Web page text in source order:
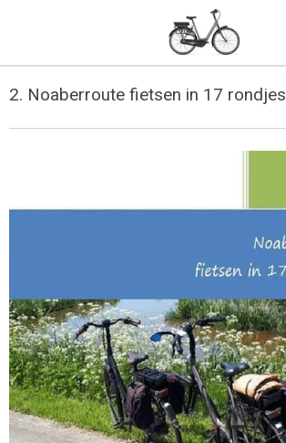
naar
2. Noaberroute fietsen in 17 rondjes